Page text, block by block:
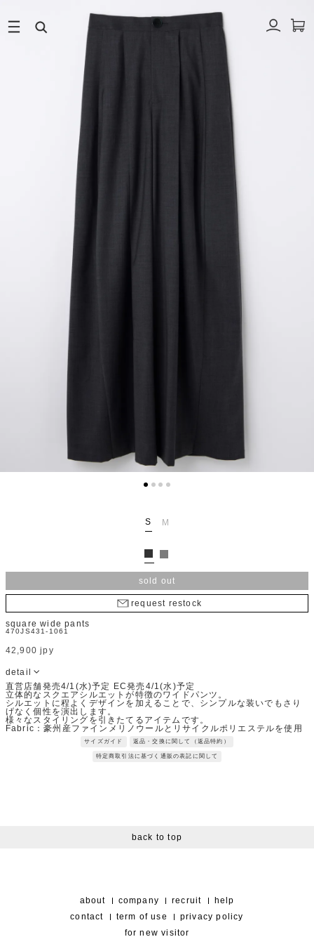
S M
sold out
request restock
square wide pants
470JS431-1061
42,900 jpy
detail
直営店舗発売4/1(水)予定 EC発売4/1(水)予定
立体的なスクエアシルエットが特徴のワイドパンツ。
シルエットに程よくデザインを加えることで、シンプルな装いでもさり
げなく個性を演出します。
様々なスタイリングを引きたてるアイテムです。
Fabric：豪州産ファインメリノウールとリサイクルポリエステルを使用
サイロスパンコンパクト紡績を採用し、しなやかで膨らみのある風合い
に仕上げた2WAYストレッチ素材。
※サンプルを使用して撮影しております。実際の商品と仕様が異なる場
サイズガイド 返品・交換に関して（返品特約）
特定商取引法に基づく通販の表記に関して
back to top
about company recruit
help
contact
term of use
privacy policy
for new visitor